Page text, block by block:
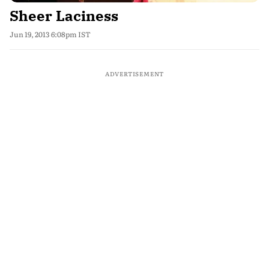
Sheer Laciness
Jun 19, 2013 6:08pm IST
ADVERTISEMENT